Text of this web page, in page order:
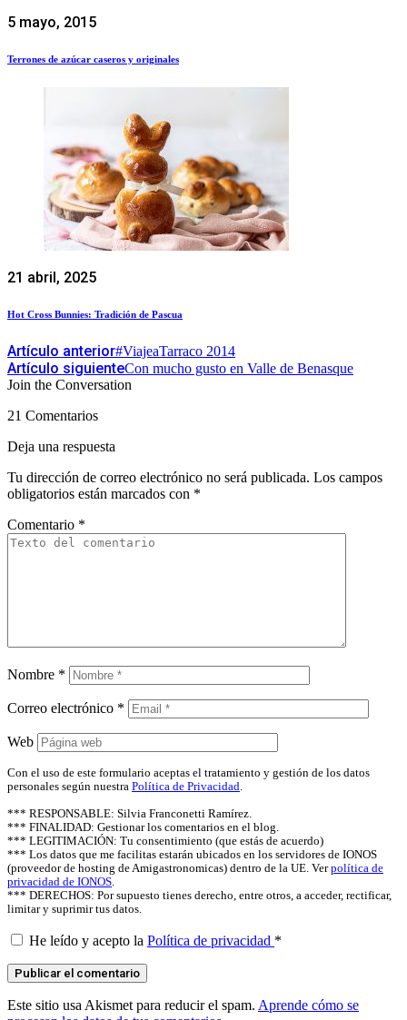
5 mayo, 2015
Terrones de azúcar caseros y originales
21 abril, 2025
Hot Cross Bunnies: Tradición de Pascua
Artículo anterior#ViajeaTarraco 2014
Artículo siguienteCon mucho gusto en Valle de Benasque
Join the Conversation
21 Comentarios
Deja una respuesta
Tu dirección de correo electrónico no será publicada. Los campos
obligatorios están marcados con *
Comentario *
Nombre *
Correo electrónico *
Web
Con el uso de este formulario aceptas el tratamiento y gestión de los datos
personales según nuestra Política de Privacidad.
*** RESPONSABLE: Silvia Franconetti Ramírez.
*** FINALIDAD: Gestionar los comentarios en el blog.
*** LEGITIMACIÓN: Tu consentimiento (que estás de acuerdo)
*** Los datos que me facilitas estarán ubicados en los servidores de IONOS
(proveedor de hosting de Amigastronomicas) dentro de la UE. Verpolítica de
privacidad de IONOS.
*** DERECHOS: Por supuesto tienes derecho, entre otros, a acceder, rectificar,
limitar y suprimir tus datos.
He leído y acepto la Política de privacidad *
Este sitio usa Akismet para reducir el spam. Aprende cómo se